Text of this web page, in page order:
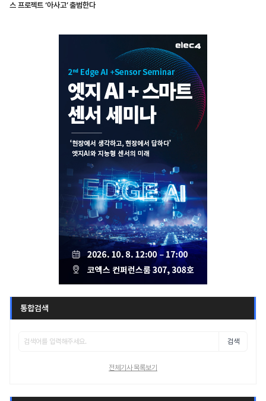
스 프로젝트 ‘아사고’ 출범한다
통합검색
검색
전체기사 목록보기